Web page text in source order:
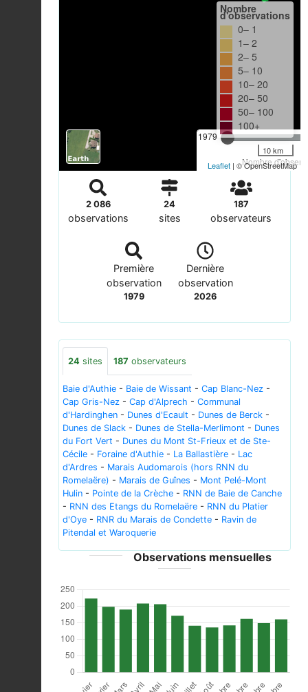
1979
Nombre
Nombre
d'observations
0– 1
1– 2
2– 5
5– 10
10– 20
20– 50
50– 100
100+
10 km
Leaflet | © OpenStreetMap
2 086
observations
24
sites
187
observateurs
Première
observation
1979
Dernière
observation
2026
24 sites 187 observateurs
Baie d'Authie - Baie de Wissant - Cap Blanc-Nez -
Cap Gris-Nez - Cap d'Alprech - Communal
d'Hardinghen - Dunes d'Ecault - Dunes de Berck -
Dunes de Slack - Dunes de Stella-Merlimont - Dunes
du Fort Vert - Dunes du Mont St-Frieux et de Ste-
Cécile - Foraine d'Authie - La Ballastière - Lac
d'Ardres - Marais Audomarois (hors RNN du
Romelaëre) - Marais de Guînes - Mont Pelé-Mont
Hulin - Pointe de la Crèche - RNN de Baie de Canche
- RNN des Etangs du Romelaëre - RNN du Platier
d'Oye - RNR du Marais de Condette - Ravin de
Pitendal et Waroquerie
Observations mensuelles